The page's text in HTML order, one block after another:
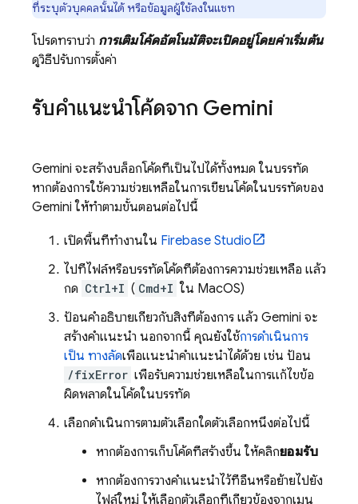
ที่ระบุตัวบุคคลนั้นได้ หรือข้อมูลผู้ใช้ลงในแชท
โปรดทราบว่า การเติมโค้ดอัตโนมัติจะเปิดอยู่โดยค่าเริ่มต้น
ดูวิธีปรับการตั้งค่า
รับคำแนะนำโค้ดจาก Gemini
Gemini จะสร้างบล็อกโค้ดที่เป็นไปได้ทั้งหมด ในบรรทัด
หากต้องการใช้ความช่วยเหลือในการเขียนโค้ดในบรรทัดของ
Gemini ให้ทำตามขั้นตอนต่อไปนี้
เปิดพื้นที่ทำงานใน Firebase Studio
ไปที่ไฟล์หรือบรรทัดโค้ดที่ต้องการความช่วยเหลือ แล้ว
กด Ctrl+I ( Cmd+I ใน MacOS)
ป้อนคำอธิบายเกี่ยวกับสิ่งที่ต้องการ แล้ว Gemini จะ
สร้างคำแนะนำ นอกจากนี้ คุณยังใช้การดำเนินการ
เป็น ทางลัดเพื่อแนะนำคำแนะนำได้ด้วย เช่น ป้อน
/fixError เพื่อรับความช่วยเหลือในการแก้ไขข้อ
ผิดพลาดในโค้ดในบรรทัด
เลือกดำเนินการตามตัวเลือกใดตัวเลือกหนึ่งต่อไปนี้
หากต้องการเก็บโค้ดที่สร้างขึ้น ให้คลิกยอมรับ
หากต้องการวางคำแนะนำไว้ที่อื่นหรือย้ายไปยัง
ไฟล์ใหม่ ให้เลือกตัวเลือกที่เกี่ยวข้องจากเมนู